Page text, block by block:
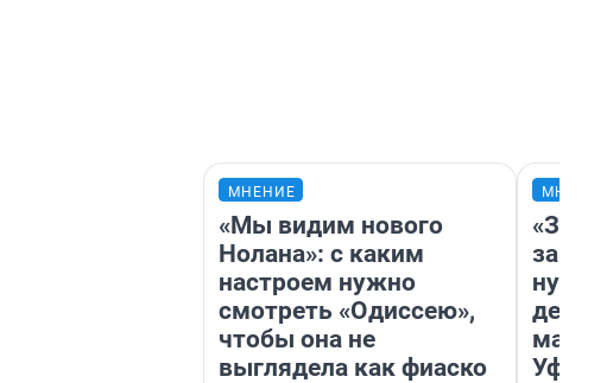
МНЕНИЕ
«Мы видим нового
Нолана»: с каким
настроем нужно
смотреть «Одиссею»,
чтобы она не
выглядела как фиаско
дела
Уфа